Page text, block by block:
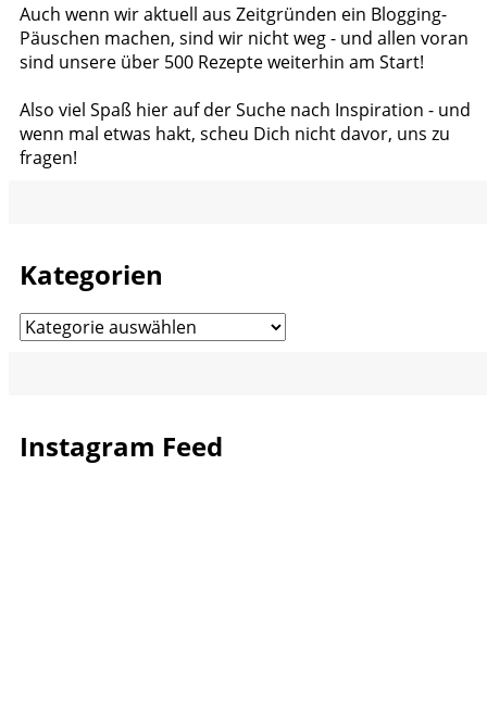
Auch wenn wir aktuell aus Zeitgründen ein Blogging-
Päuschen machen, sind wir nicht weg - und allen voran
sind unsere über 500 Rezepte weiterhin am Start!
Also viel Spaß hier auf der Suche nach Inspiration - und
wenn mal etwas hakt, scheu Dich nicht davor, uns zu
fragen!
Kategorien
Kategorien
Instagram Feed